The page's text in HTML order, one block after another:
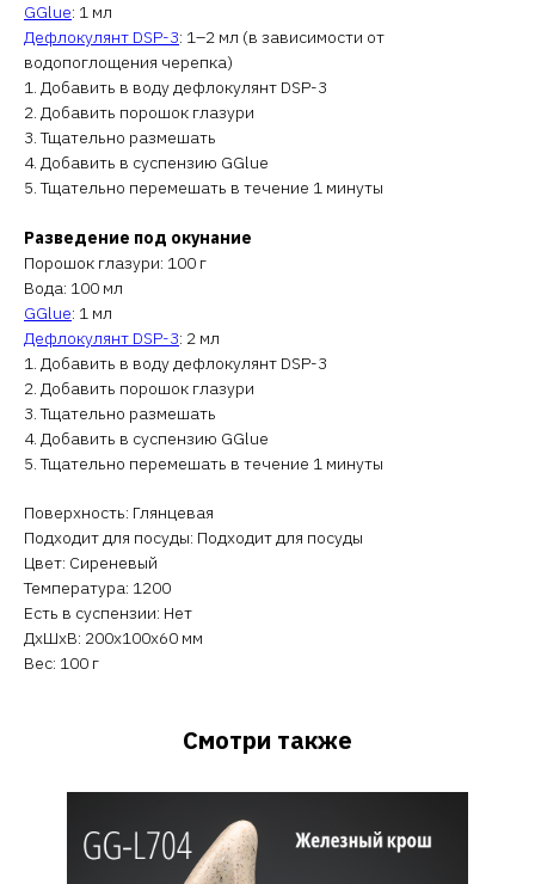
GGlue: 1 мл
Дефлокулянт DSP-3: 1–2 мл (в зависимости от
водопоглощения черепка)
1. Добавить в воду дефлокулянт DSP-3
2. Добавить порошок глазури
3. Тщательно размешать
4. Добавить в суспензию GGlue
5. Тщательно перемешать в течение 1 минуты
Разведение под окунание
Порошок глазури: 100 г
Вода: 100 мл
GGlue: 1 мл
Дефлокулянт DSP-3: 2 мл
1. Добавить в воду дефлокулянт DSP-3
2. Добавить порошок глазури
3. Тщательно размешать
4. Добавить в суспензию GGlue
5. Тщательно перемешать в течение 1 минуты
Поверхность: Глянцевая
Подходит для посуды: Подходит для посуды
Цвет: Сиреневый
Температура: 1200
Есть в суспензии: Нет
ДxШxВ: 200x100x60 мм
Вес: 100 г
Смотри также